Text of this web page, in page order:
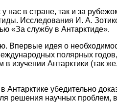
нас в стране, так и за
Исследования И. А.
«За службу в Антарктиде».
Впервые идея о
полярных
изучении Антарктики (так
убедительно
решения научных проблем,